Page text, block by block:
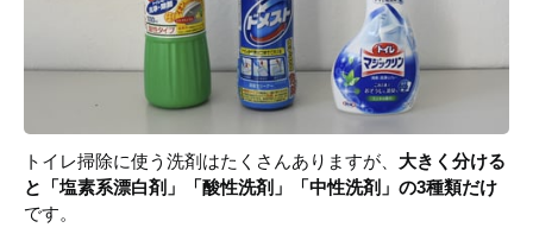
トイレ掃除に使う洗剤はたくさんありますが、 大きく分ける
と「塩素系漂白剤」「酸性洗剤」「中性洗剤」の3種類だけ
です。